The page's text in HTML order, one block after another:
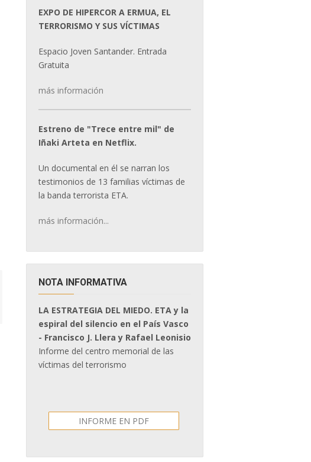
EXPO DE HIPERCOR A ERMUA, EL
TERRORISMO Y SUS VÍCTIMAS
Espacio Joven Santander. Entrada
Gratuita
más información
Estreno de "Trece entre mil" de
Iñaki Arteta en Netflix.
Un documental en él se narran los
testimonios de 13 familias víctimas de
la banda terrorista ETA.
más información...
NOTA INFORMATIVA
LA ESTRATEGIA DEL MIEDO. ETA y la
espiral del silencio en el País Vasco
- Francisco J. Llera y Rafael Leonisio
Informe del centro memorial de las
víctimas del terrorismo
INFORME EN PDF